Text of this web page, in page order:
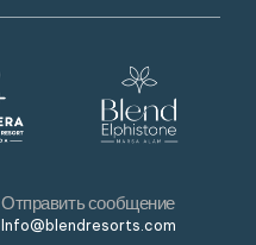
Отправить сообщение
Info@blendresorts.com